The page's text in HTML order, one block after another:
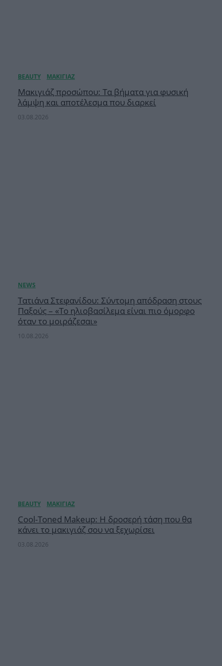
Μακιγιάζ προσώπου: Τα βήματα για φυσική
λάμψη και αποτέλεσμα που διαρκεί
03.08.2026
Τατιάνα Στεφανίδου: Σύντομη απόδραση στους
Παξούς – «Το ηλιοβασίλεμα είναι πιο όμορφο
όταν το μοιράζεσαι»
10.08.2026
Cool-Toned Makeup: Η δροσερή τάση που θα
κάνει το μακιγιάζ σου να ξεχωρίσει
03.08.2026